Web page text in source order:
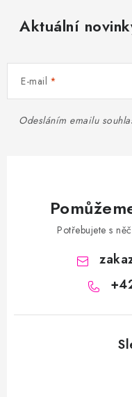
Aktuální
E-mail
Odesláním emailu
Potřebujete s